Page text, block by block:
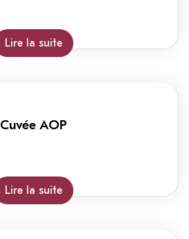
Lire la suite
Cuvée AOP
Lire la suite